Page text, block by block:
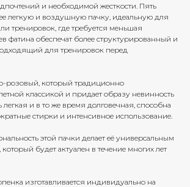
и необходимой жесткости. Пять
легкую и воздушную пачку, идеальную для
тренировок, где требуется меньшая
фатина обеспечат более структурированный и
для тренировок перед
розовый, который традиционно
классикой и придает образу невинность
легкая и в то же время долговечная, способна
стирки и интенсивное использование.
этой пачки делает её универсальным
будет актуален в течение многих лет
изготавливается индивидуально на